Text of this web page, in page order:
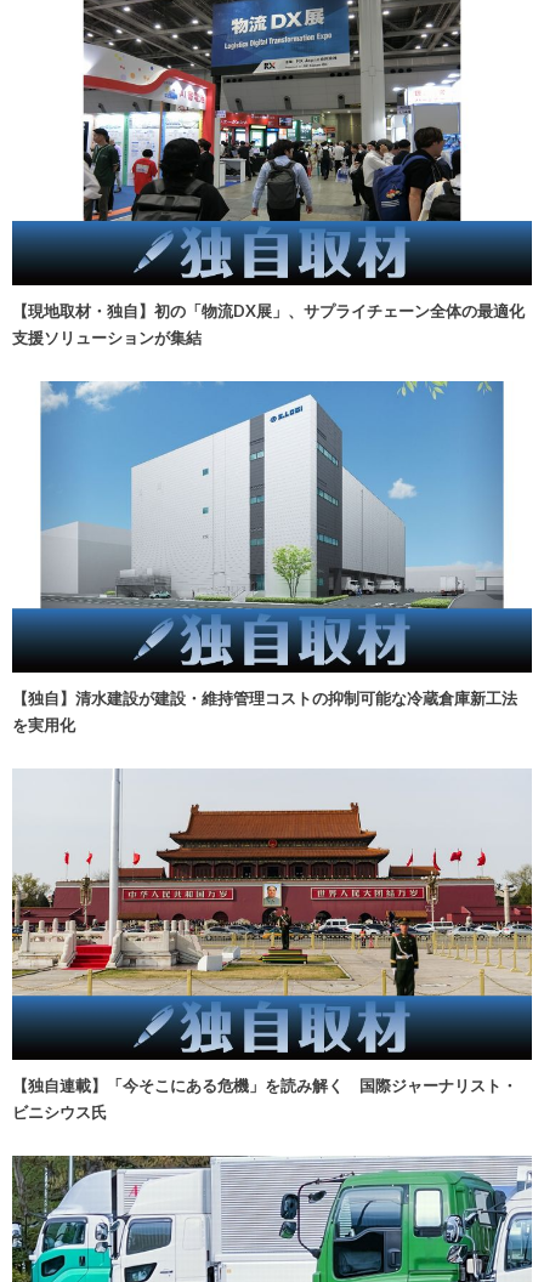
【現地取材・独自】初の「物流DX展」、サプライチェーン全体の最適化
支援ソリューションが集結
【独自】清水建設が建設・維持管理コストの抑制可能な冷蔵倉庫新工法
を実用化
【独自連載】「今そこにある危機」を読み解く 国際ジャーナリスト・
ビニシウス氏